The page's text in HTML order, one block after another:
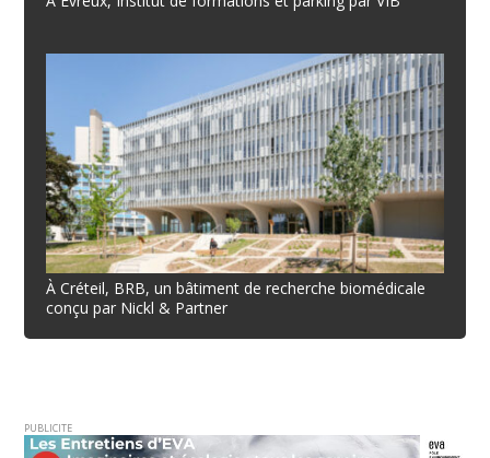
À Créteil, BRB, un bâtiment de recherche biomédicale
conçu par Nickl & Partner
PUBLICITE